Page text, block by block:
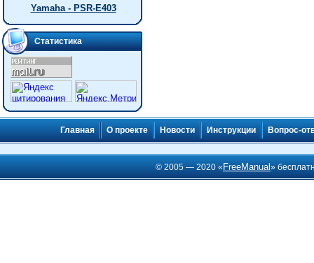
Yamaha - PSR-E403
Статистика
Главная О проекте Новости Инструкции Вопрос-
© 2005 — 2020 « FreeManual»